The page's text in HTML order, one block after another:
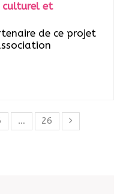
culturel et
de ce projet
… 26